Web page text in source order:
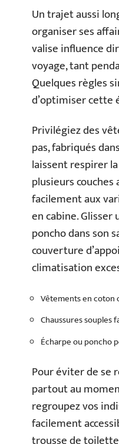
Un trajet aussi
organiser ses
valise influence
voyage, tant
Quelques règles
d’optimiser cette
Privilégiez des
pas, fabriqués
laissent respirer
plusieurs couches
facilement aux
en cabine. Glisser
poncho dans son
couverture
climatisation
Vêtements en coton
Chaussures souples
Écharpe ou poncho
Pour éviter de se
partout au
regroupez vos
facilement